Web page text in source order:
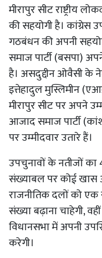
मीरापुर सीट राष्ट्रीय
की सहयोगी है। कांग्रेस
गठबंधन की अपनी
समाज पार्टी (बसपा)
है। असदुद्दीन ओवैसी के
इत्तेहादुल मुस्लिमीन
मीरापुर सीट पर अपने
आजाद समाज पार्टी
पर उम्मीदवार उतारे हैं।
उपचुनावों के नतीजों का
संख्याबल पर कोई खास
राजनीतिक दलों को
संख्या बढ़ाना चाहेगी,
विधानसभा में अपनी
करेगी।